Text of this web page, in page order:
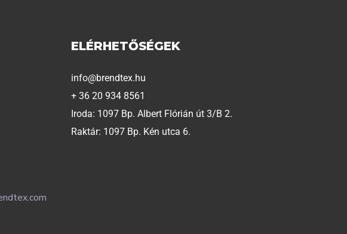
ELÉRHETŐSÉGEK
info@brendtex.hu
+ 36 20 934 8561
Iroda: 1097 Bp. Albert Flórián út 3/B 2.
Raktár: 1097 Bp. Kén utca 6.